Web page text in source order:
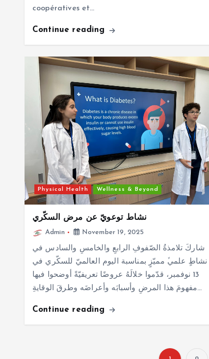
coopératives et…
Continue reading
Physical Health Wellness & Beyond
نشاط توعويّ عن مرض السكّري
Admin November 19, 2025
شاركَ تلامذةُ الصّفوفِ الرابعِ والخامسِ والسادس في
نشاطٍ علميﱟ مميّزٍ بمناسبة اليوم العالميّ للسكّري في
13 نوفمبر، قدّموا خلالَهُ عروضًا تعريفيّةً أوضحوا فيها
مفهومَ هذا المرضِ وأسبابَه وأعراضَه وطرقَ الوقايةِ…
Continue reading